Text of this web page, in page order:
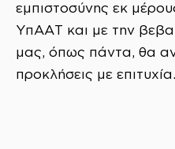
εμπιστοσύνης εκ
ΥπΑΑΤ και με την
μας, όπως πάντα, θα
προκλήσεις με επιτυχία.